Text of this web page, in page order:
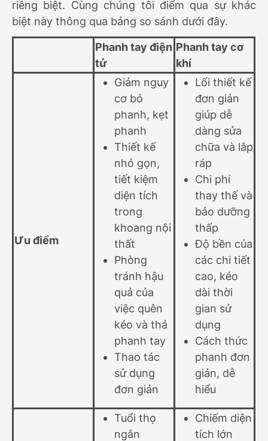
riêng biệt. Cùng chúng tôi điểm qua sự khác
biệt này thông qua bảng so sánh dưới đây.
Phanh tay điện
tử
Phanh tay cơ
khí
Ưu điểm
Giảm nguy
cơ bó
phanh, kẹt
phanh
Thiết kế
nhỏ gọn,
tiết kiệm
diện tích
trong
khoang nội
thất
Phòng
tránh hậu
quả của
việc quên
kéo và thả
phanh tay
Thao tác
sử dụng
đơn giản
Lối thiết kế
đơn giản
giúp dễ
dàng sửa
chữa và lắp
ráp
Chi phí
thay thế và
bảo dưỡng
thấp
Độ bền của
các chi tiết
cao, kéo
dài thời
gian sử
dụng
Cách thức
phanh đơn
giản, dễ
hiểu
Tuổi thọ
ngắn
Chiếm diện
tích lớn